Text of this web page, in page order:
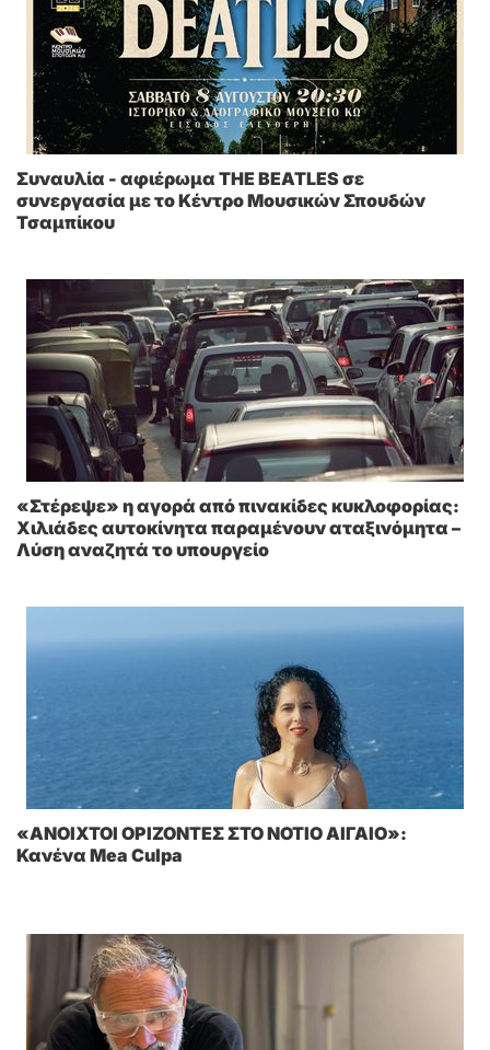
Συναυλία - αφιέρωμα THE BEATLES σε
συνεργασία με το Κέντρο Μουσικών Σπουδών
Τσαμπίκου
«Στέρεψε» η αγορά από πινακίδες κυκλοφορίας:
Χιλιάδες αυτοκίνητα παραμένουν αταξινόμητα –
Λύση αναζητά το υπουργείο
«ΑΝΟΙΧΤΟΙ ΟΡΙΖΟΝΤΕΣ ΣΤΟ ΝΟΤΙΟ ΑΙΓΑΙΟ»:
Κανένα Mea Culpa